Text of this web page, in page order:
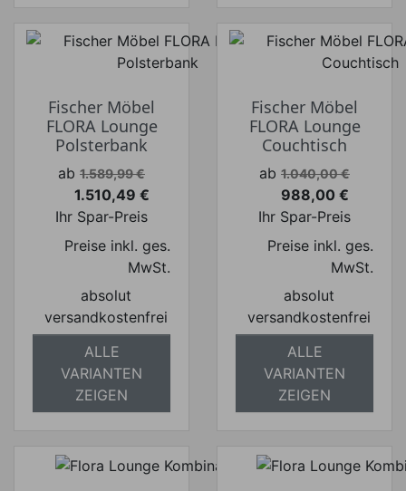
Fischer Möbel
FLORA Lounge
Polsterbank
Verkaufspreis
ab 1.589,99 €
Preis
1.510,49 €
Ihr Spar-Preis
Preise inkl. ges.
MwSt.
absolut
versandkostenfrei
ALLE
VARIANTEN
ZEIGEN
Fischer Möbel
FLORA Lounge
Couchtisch
Verkaufspreis
ab 1.040,00 €
Preis
988,00 €
Ihr Spar-Preis
Preise inkl. ges.
MwSt.
absolut
versandkostenfrei
ALLE
VARIANTEN
ZEIGEN